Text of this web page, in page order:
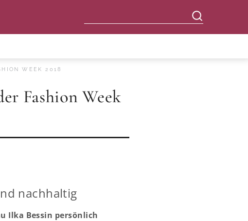
WEEK 2018
Fashion Week
nachhaltig
Ilka Bessin persönlich